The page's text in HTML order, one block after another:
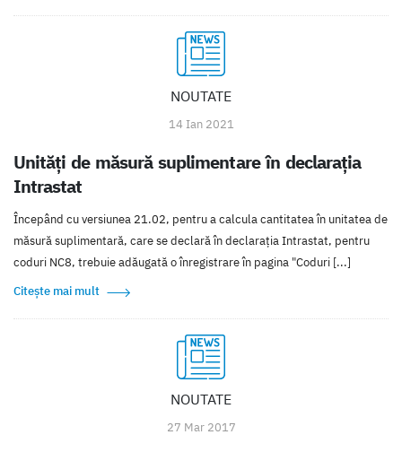
NOUTATE
14 Ian 2021
Unități de măsură suplimentare în declarația
Intrastat
Începând cu versiunea 21.02, pentru a calcula cantitatea în unitatea de
măsură suplimentară, care se declară în declarația Intrastat, pentru
coduri NC8, trebuie adăugată o înregistrare în pagina "Coduri [...]
Citește mai mult
NOUTATE
27 Mar 2017